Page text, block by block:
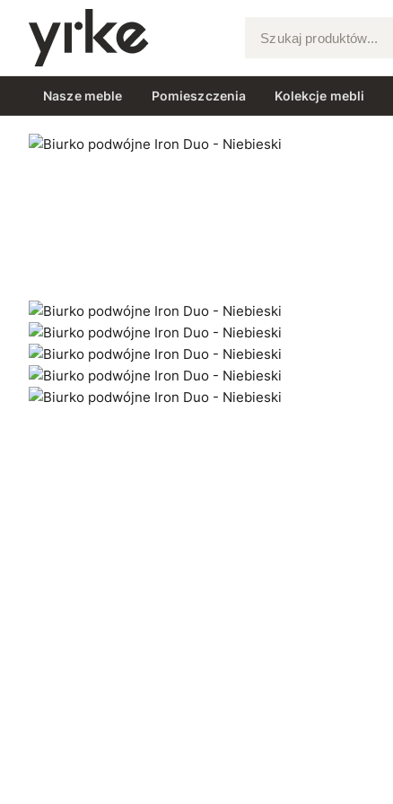
Szukaj produktów...
Nasze meble Pomieszczenia Kolekcje mebli